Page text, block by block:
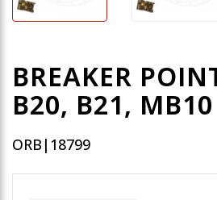
BREAKER
B20, B21, MB10
ORB|18799